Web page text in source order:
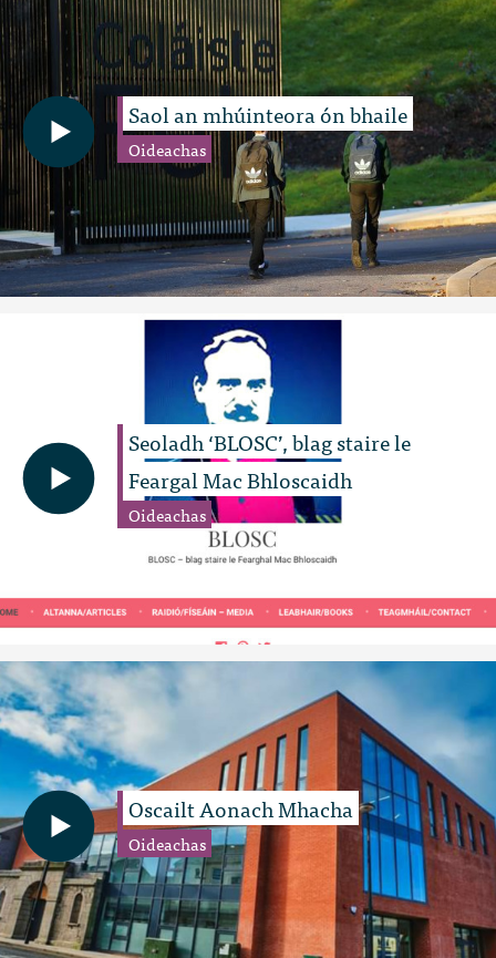
Saol an mhúinteora ón bhaile
Oideachas
Seoladh ‘BLOSC’, blag staire le
Feargal Mac Bhloscaidh
Oideachas
Oscailt Aonach Mhacha
Oideachas